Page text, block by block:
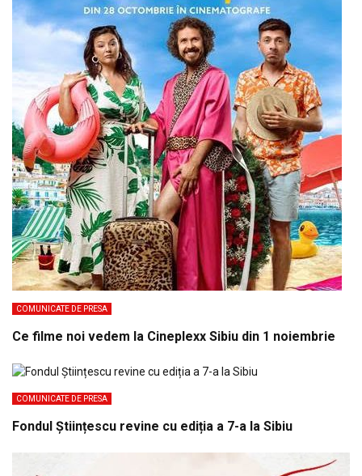
COMUNICATE DE PRESA
Ce filme noi vedem la Cineplexx Sibiu din 1 noiembrie
COMUNICATE DE PRESA
Fondul Științescu revine cu ediția a 7-a la Sibiu